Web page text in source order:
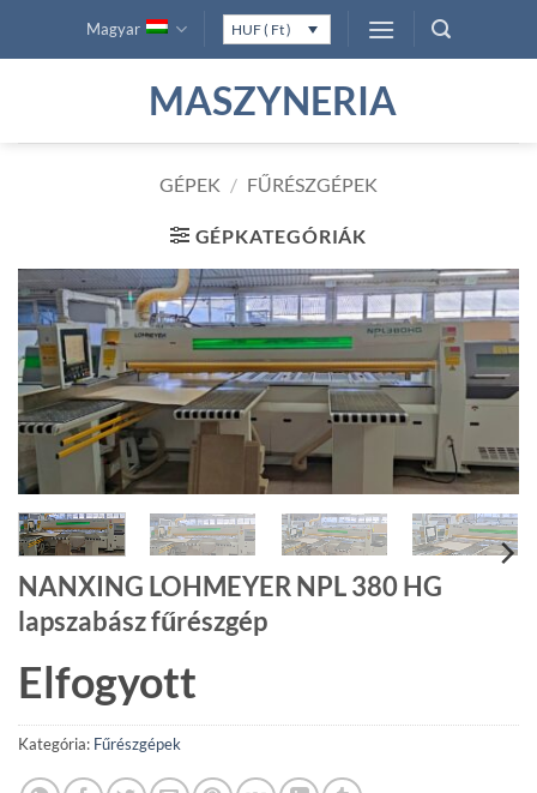
Magyar HUF ( Ft )
MASZYNERIA
GÉPEK / FŰRÉSZGÉPEK
GÉPKATEGÓRIÁK
NANXING LOHMEYER NPL 380 HG
lapszabász fűrészgép
Elfogyott
Kategória: Fűrészgépek